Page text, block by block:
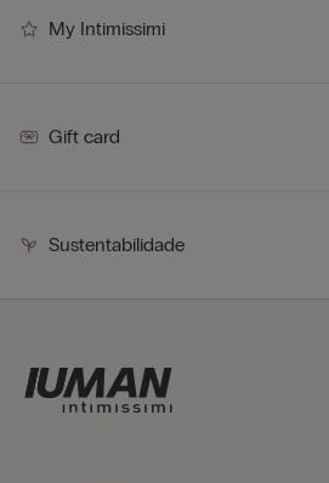
My Intimissimi
Gift card
Sustentabilidade